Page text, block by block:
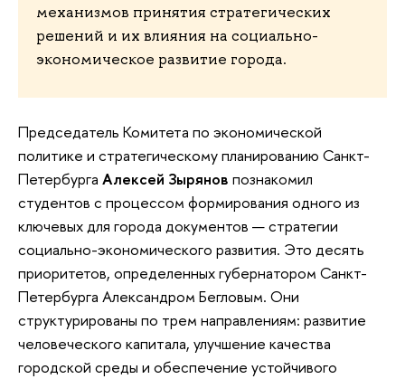
механизмов принятия стратегических
решений и их влияния на социально-
экономическое развитие города.
Председатель Комитета по экономической
политике и стратегическому планированию Санкт-
Петербурга Алексей Зырянов познакомил
студентов с процессом формирования одного из
ключевых для города документов — стратегии
социально-экономического развития. Это десять
приоритетов, определенных губернатором Санкт-
Петербурга Александром Бегловым. Они
структурированы по трем направлениям: развитие
человеческого капитала, улучшение качества
городской среды и обеспечение устойчивого